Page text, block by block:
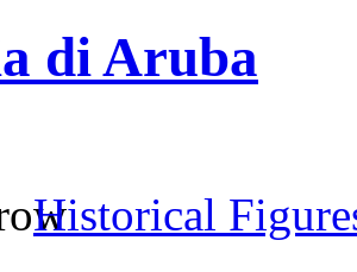
di Aruba
Historical